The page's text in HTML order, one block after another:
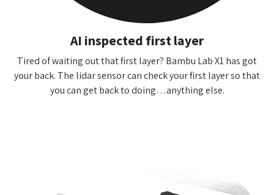
AI inspected first layer
Tired of waiting out that first layer? Bambu Lab X1 has got
your back. The lidar sensor can check your first layer so that
you can get back to doing…anything else.